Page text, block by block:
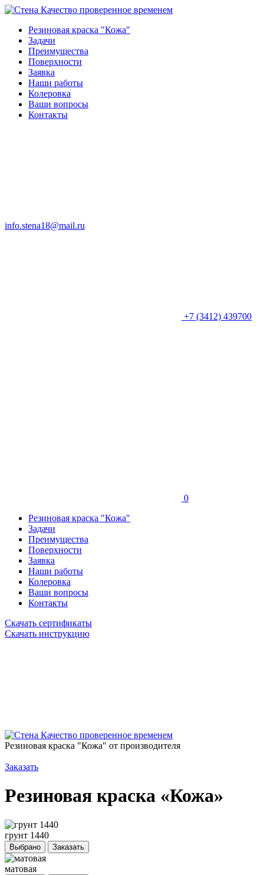
Качество проверенное временем
Резиновая краска "Кожа"
Задачи
Преимущества
Поверхности
Заявка
Наши работы
Колеровка
Ваши вопросы
Контакты
info.stena18@mail.ru
+7 (3412) 439700
0
Резиновая краска "Кожа"
Задачи
Преимущества
Поверхности
Заявка
Наши работы
Колеровка
Ваши вопросы
Контакты
Скачать сертификаты
Скачать инструкцию
Качество проверенное временем
Резиновая краска "Кожа" от производителя
Заказать
Резиновая краска «Кожа»
грунт 1440
Выбрано Заказать
матовая